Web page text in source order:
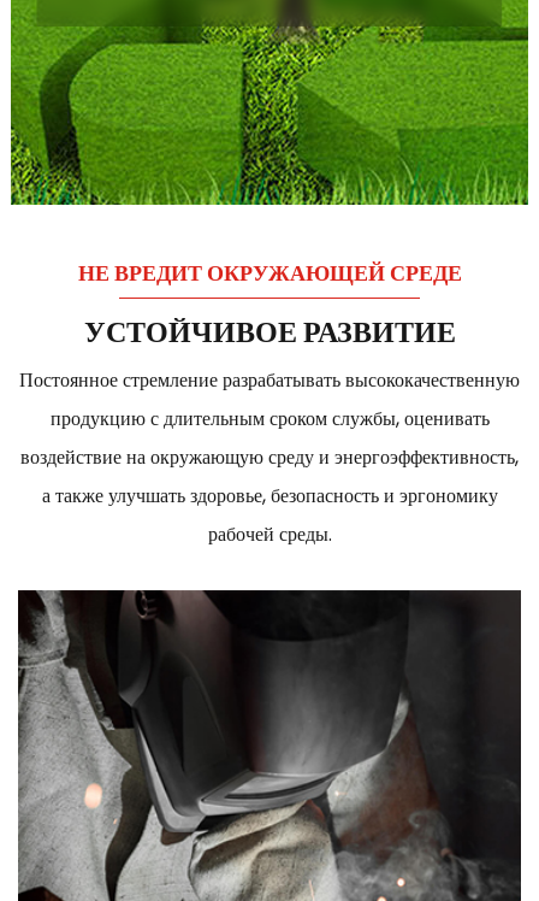
НЕ ВРЕДИТ ОКРУЖАЮЩЕЙ СРЕДЕ
УСТОЙЧИВОЕ РАЗВИТИЕ
Постоянное стремление разрабатывать высококачественную
продукцию с длительным сроком службы, оценивать
воздействие на окружающую среду и энергоэффективность,
а также улучшать здоровье, безопасность и эргономику
рабочей среды.